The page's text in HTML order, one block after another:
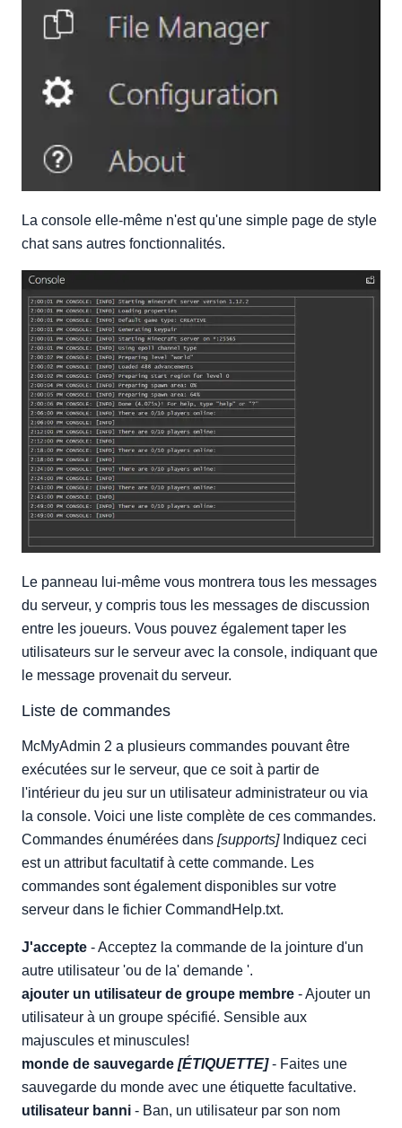
La console elle-même n'est qu'une simple page de style
chat sans autres fonctionnalités.
Le panneau lui-même vous montrera tous les messages
du serveur, y compris tous les messages de discussion
entre les joueurs. Vous pouvez également taper les
utilisateurs sur le serveur avec la console, indiquant que
le message provenait du serveur.
Liste de commandes
McMyAdmin 2 a plusieurs commandes pouvant être
exécutées sur le serveur, que ce soit à partir de
l'intérieur du jeu sur un utilisateur administrateur ou via
la console. Voici une liste complète de ces commandes.
Commandes énumérées dans [supports]Indiquez ceci
est un attribut facultatif à cette commande. Les
commandes sont également disponibles sur votre
serveur dans le fichier CommandHelp.txt.
J'accepte - Acceptez la commande de la jointure d'un
autre utilisateur 'ou de la' demande '.
ajouter un utilisateur de groupe membre - Ajouter un
utilisateur à un groupe spécifié. Sensible aux
majuscules et minuscules!
monde de sauvegarde [ÉTIQUETTE]- Faites une
sauvegarde du monde avec une étiquette facultative.
utilisateur banni - Ban, un utilisateur par son nom